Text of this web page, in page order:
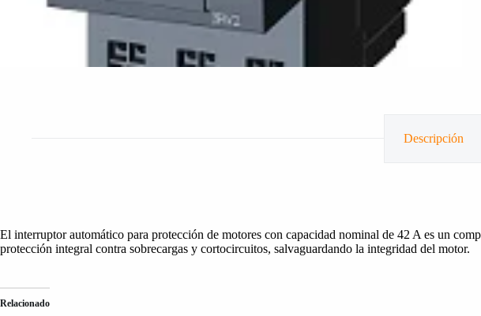
Descripción
El interruptor automático para protección de motores con capacidad nominal de 42 A es un
protección integral contra sobrecargas y cortocircuitos, salvaguardando la integridad del motor.
Relacionado